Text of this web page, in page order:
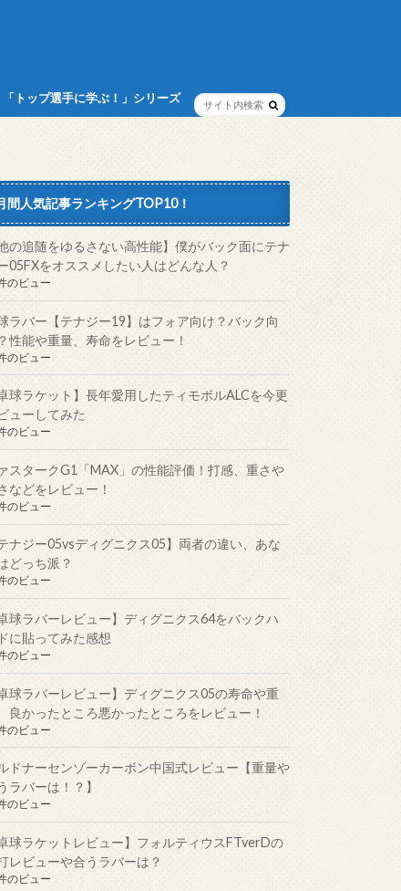
「トップ選手に学ぶ！」シリーズ
間人気記事ランキングTOP10！
他の追随をゆるさない高性能】僕がバック面にテナ
05FXをオススメしたい人はどんな人？
のビュー
ラバー【テナジー19】はフォア向け？バック向
性能や重量、寿命をレビュー！
のビュー
卓球ラケット】長年愛用したティモボルALCを今更
ューしてみた
のビュー
スタークG1「MAX」の性能評価！打感、重さや
などをレビュー！
のビュー
テナジー05vsディグニクス05】両者の違い、あな
どっち派？
のビュー
卓球ラバーレビュー】ディグニクス64をバックハ
に貼ってみた感想
のビュー
卓球ラバーレビュー】ディグニクス05の寿命や重
良かったところ悪かったところをレビュー！
のビュー
ドナーセンゾーカーボン中国式レビュー【重量や
ラバーは！？】
のビュー
卓球ラケットレビュー】フォルティウスFTverDの
レビューや合うラバーは？
のビュー